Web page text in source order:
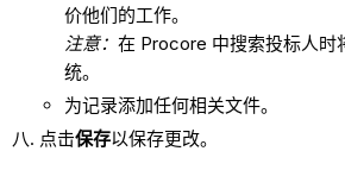
价他们的工作。
注意： 在 Procore 中搜索投标人时
统。
为记录添加任何相关文件。
点击保存以保存更改。